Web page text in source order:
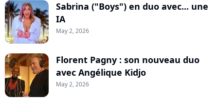
Sabrina ("Boys") en duo avec... une
IA
May 2, 2026
Florent Pagny : son nouveau duo
avec Angélique Kidjo
May 2, 2026